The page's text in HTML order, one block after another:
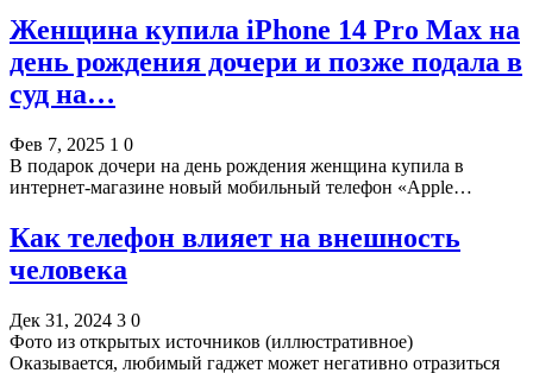
Женщина купила iPhone 14 Pro Max на
день рождения дочери и позже подала в
суд на…
Фев 7, 2025 1 0
В подарок дочери на день рождения женщина купила в
интернет-магазине новый мобильный телефон «Apple…
Как телефон влияет на внешность
человека
Дек 31, 2024 3 0
Фото из открытых источников (иллюстративное)
Оказывается, любимый гаджет может негативно отразиться